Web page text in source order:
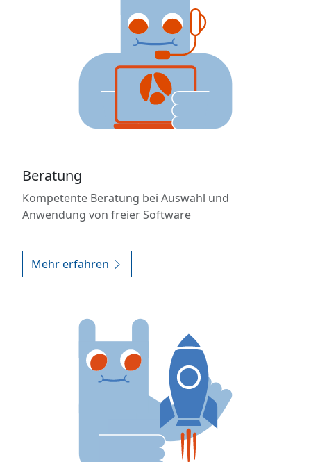
Beratung
Kompetente Beratung bei Auswahl und
Anwendung von freier Software
Mehr erfahren